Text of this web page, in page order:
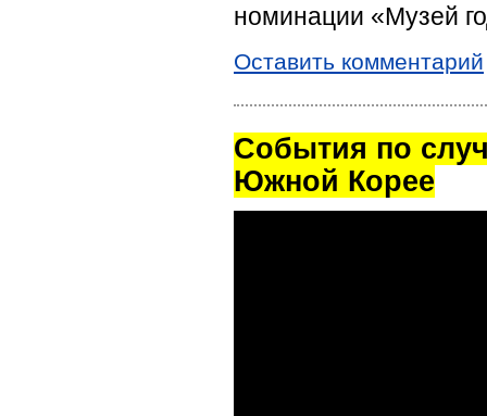
номинации «Музей
Оставить комментарий
Cобытия по
Южной Корее